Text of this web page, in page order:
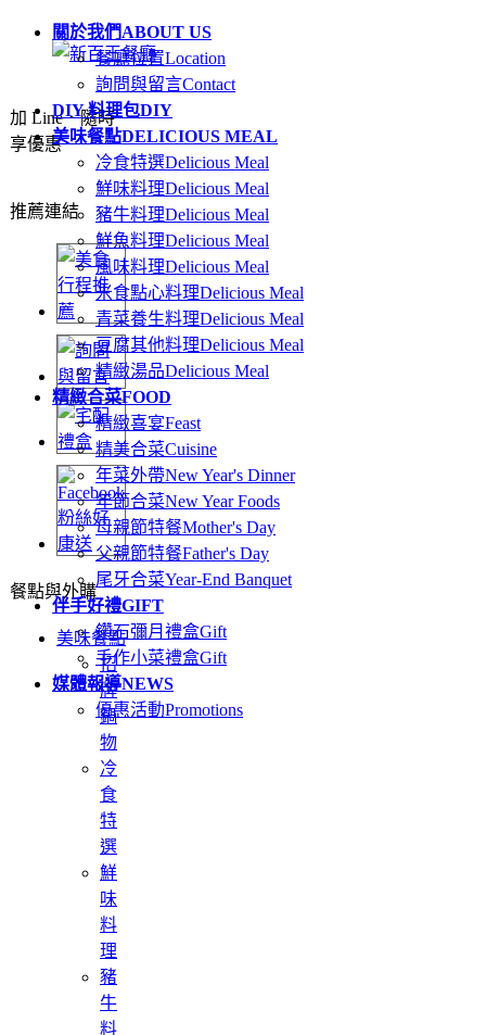
關於我們ABOUT US
餐廳位置Location
詢問與留言Contact
DIY 料理包DIY
美味餐點DELICIOUS MEAL
冷食特選Delicious Meal
鮮味料理Delicious Meal
豬牛料理Delicious Meal
鮮魚料理Delicious Meal
風味料理Delicious Meal
米食點心料理Delicious Meal
青菜養生料理Delicious Meal
豆腐其他料理Delicious Meal
精緻湯品Delicious Meal
精緻合菜FOOD
精緻喜宴Feast
精美合菜Cuisine
年菜外帶New Year's Dinner
年節合菜New Year Foods
母親節特餐Mother's Day
父親節特餐Father's Day
尾牙合菜Year-End Banquet
伴手好禮GIFT
鑽石彌月禮盒Gift
手作小菜禮盒Gift
媒體報導NEWS
優惠活動Promotions
加 Line．隨時
享優惠
推薦連結
餐點與外購
美味餐點
招
牌
鍋
物
冷
食
特
選
鮮
味
料
理
豬
牛
料